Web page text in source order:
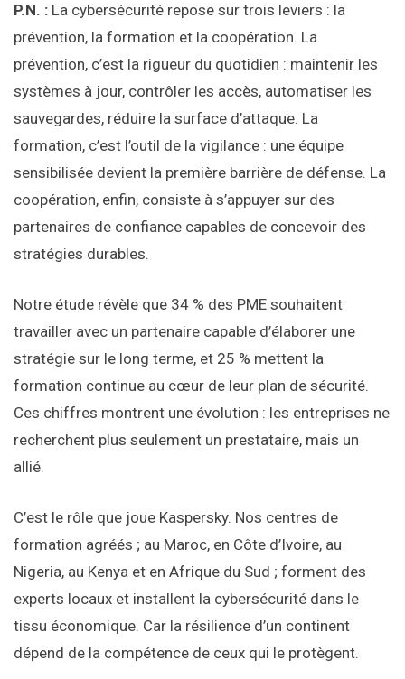
P.N. : La cybersécurité repose sur trois leviers : la
prévention, la formation et la coopération. La
prévention, c’est la rigueur du quotidien : maintenir les
systèmes à jour, contrôler les accès, automatiser les
sauvegardes, réduire la surface d’attaque. La
formation, c’est l’outil de la vigilance : une équipe
sensibilisée devient la première barrière de défense. La
coopération, enfin, consiste à s’appuyer sur des
partenaires de confiance capables de concevoir des
stratégies durables.
Notre étude révèle que 34 % des PME souhaitent
travailler avec un partenaire capable d’élaborer une
stratégie sur le long terme, et 25 % mettent la
formation continue au cœur de leur plan de sécurité.
Ces chiffres montrent une évolution : les entreprises ne
recherchent plus seulement un prestataire, mais un
allié.
C’est le rôle que joue Kaspersky. Nos centres de
formation agréés ; au Maroc, en Côte d’Ivoire, au
Nigeria, au Kenya et en Afrique du Sud ; forment des
experts locaux et installent la cybersécurité dans le
tissu économique. Car la résilience d’un continent
dépend de la compétence de ceux qui le protègent.